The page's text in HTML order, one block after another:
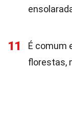
11
É comum
florestas,